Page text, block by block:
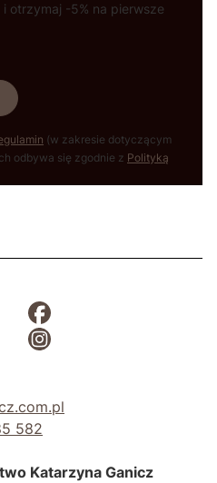
otrzymaj -5% na pierwsze
(w zakresie dotyczącym
odbywa się zgodnie z Polityką
582
Katarzyna Ganicz